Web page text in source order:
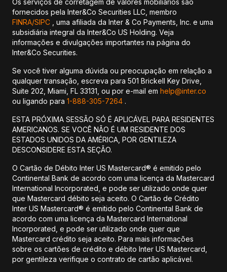
fornecidos pela Inter&Co Securities LLC, membro
FINRA/SIPC , uma afiliada da Inter & Co Payments, Inc. e uma
subsidiária integral da Inter&Co US Holding. Veja
informações e divulgações importantes na página do
Inter&Co Securities.
Se você tiver alguma dúvida ou preocupação em relação a
qualquer transação, escreva para 501 Brickell Key Drive,
Suite 202, Miami, FL 33131, ou por e-mail em help@inter.co
ou ligando para 1-888-305-7264 .
ESTA PRÓXIMA SESSÃO SÓ É APLICÁVEL PARA RESIDENTES
AMERICANOS. SE VOCÊ NÃO É UM RESIDENTE DOS
ESTADOS UNIDOS DA AMÉRICA, POR GENTILEZA
DESCONSIDERE ESTA SEÇÃO.
O Cartão de Débito Inter US Mastercard® é emitido pelo
Continental Bank de acordo com uma licença da Mastercard
International Incorporated, e pode ser utilizado onde quer
que Mastercard débito seja aceito. O Cartão de Crédito
Inter US Mastercard® é emitido pelo Continental Bank de
acordo com uma licença da Mastercard International
Incorporated, e pode ser utilizado onde quer que
Mastercard crédito seja aceito. Para mais informações
sobre os cartões de crédito e débito Inter US Mastercard,
por gentileza verifique o contrato de cartão aplicável.